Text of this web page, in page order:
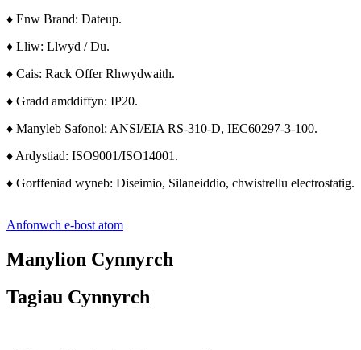
♦ Enw Brand: Dateup.
♦ Lliw: Llwyd / Du.
♦ Cais: Rack Offer Rhwydwaith.
♦ Gradd amddiffyn: IP20.
♦ Manyleb Safonol: ANSI/EIA RS-310-D, IEC60297-3-100.
♦ Ardystiad: ISO9001/ISO14001.
♦ Gorffeniad wyneb: Diseimio, Silaneiddio, chwistrellu electrostatig.
Anfonwch e-bost atom
Manylion Cynnyrch
Tagiau Cynnyrch